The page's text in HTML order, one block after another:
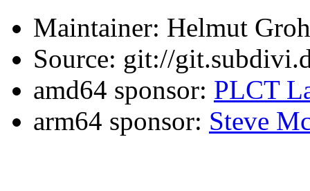
Maintainer: Helmut
Source: git://
amd64 sponsor: PLCT
arm64 sponsor: Steve